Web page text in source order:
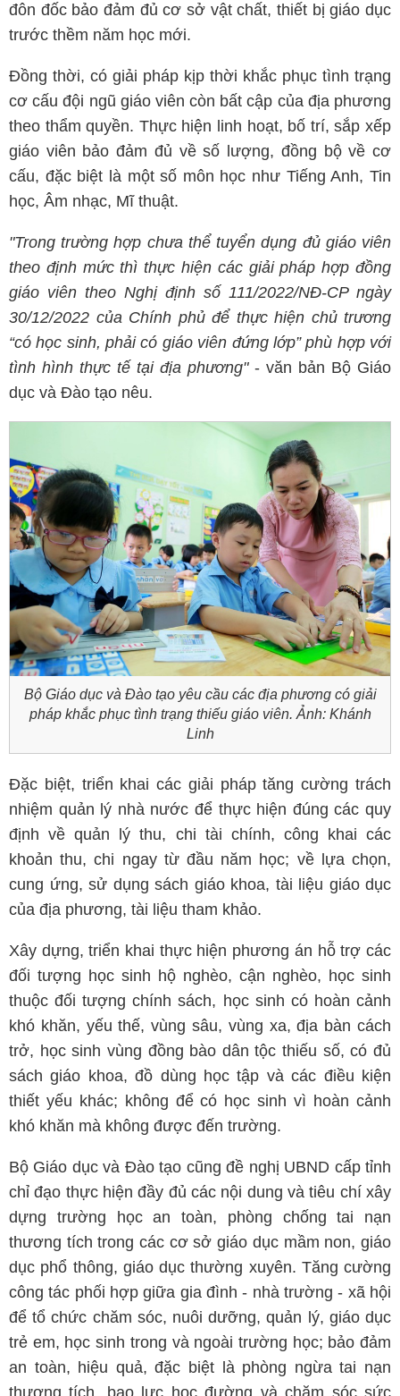
đôn đốc bảo đảm đủ cơ sở vật chất, thiết bị giáo dục
trước thềm năm học mới.
Đồng thời, có giải pháp kịp thời khắc phục tình trạng
cơ cấu đội ngũ giáo viên còn bất cập của địa phương
theo thẩm quyền. Thực hiện linh hoạt, bố trí, sắp xếp
giáo viên bảo đảm đủ về số lượng, đồng bộ về cơ
cấu, đặc biệt là một số môn học như Tiếng Anh, Tin
học, Âm nhạc, Mĩ thuật.
"Trong trường hợp chưa thể tuyển dụng đủ giáo viên
theo định mức thì thực hiện các giải pháp hợp đồng
giáo viên theo Nghị định số 111/2022/NĐ-CP ngày
30/12/2022 của Chính phủ để thực hiện chủ trương
“có học sinh, phải có giáo viên đứng lớp” phù hợp với
tình hình thực tế tại địa phương"- văn bản Bộ Giáo
dục và Đào tạo nêu.
Bộ Giáo dục và Đào tạo yêu cầu các địa phương có giải
pháp khắc phục tình trạng thiếu giáo viên. Ảnh: Khánh
Linh
Đặc biệt, triển khai các giải pháp tăng cường trách
nhiệm quản lý nhà nước để thực hiện đúng các quy
định về quản lý thu, chi tài chính, công khai các
khoản thu, chi ngay từ đầu năm học; về lựa chọn,
cung ứng, sử dụng sách giáo khoa, tài liệu giáo dục
của địa phương, tài liệu tham khảo.
Xây dựng, triển khai thực hiện phương án hỗ trợ các
đối tượng học sinh hộ nghèo, cận nghèo, học sinh
thuộc đối tượng chính sách, học sinh có hoàn cảnh
khó khăn, yếu thế, vùng sâu, vùng xa, địa bàn cách
trở, học sinh vùng đồng bào dân tộc thiếu số, có đủ
sách giáo khoa, đồ dùng học tập và các điều kiện
thiết yếu khác; không để có học sinh vì hoàn cảnh
khó khăn mà không được đến trường.
Bộ Giáo dục và Đào tạo cũng đề nghị UBND cấp tỉnh
chỉ đạo thực hiện đầy đủ các nội dung và tiêu chí xây
dựng trường học an toàn, phòng chống tai nạn
thương tích trong các cơ sở giáo dục mầm non, giáo
dục phổ thông, giáo dục thường xuyên. Tăng cường
công tác phối hợp giữa gia đình - nhà trường - xã hội
để tổ chức chăm sóc, nuôi dưỡng, quản lý, giáo dục
trẻ em, học sinh trong và ngoài trường học; bảo đảm
an toàn, hiệu quả, đặc biệt là phòng ngừa tai nạn
thương tích, bạo lực học đường và chăm sóc sức